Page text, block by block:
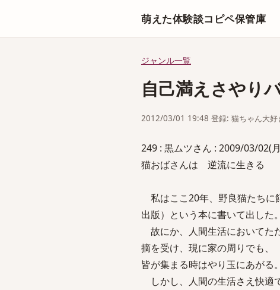
萌えた体験談コピペ保管庫
ジャンル一覧
自己満えさやり
2012/03/01 19:48 登録: 猫ちゃん大好
249 : 黒ムツさん : 2009/03/02(
猫おばさんは 逆流に生きる
私はここ20年、野良猫たちに
出版）という本に書いて出した。
故にか、人間生活においてた
摘を受け、現に家の周りでも、
皆が集まる時はやり玉にあがる。
しかし、人間の生活さえ快適